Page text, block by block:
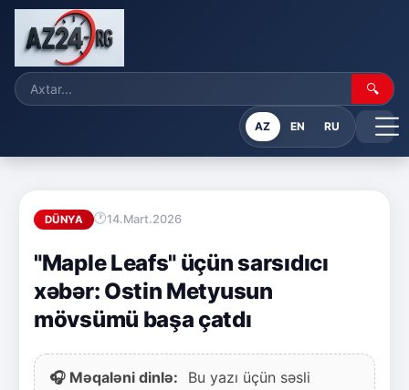
🔍
AZ EN RU
DÜNYA 14.Mart.2026
"Maple Leafs" üçün sarsıdıcı
xəbər: Ostin Metyusun
mövsümü başa çatdı
🎧 Məqaləni dinlə:
Bu yazı üçün səsli